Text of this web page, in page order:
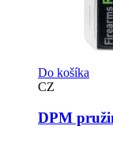
Do košíka
CZ
DPM